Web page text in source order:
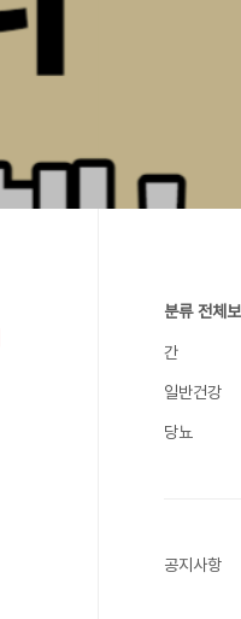
분류 전체보
간
일반건강
당뇨
공지사항